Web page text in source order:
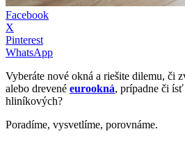
Facebook
X
Pinterest
WhatsApp
Vyberáte nové okná a riešite dilemu, či
alebo drevené eurookná, prípadne či
hliníkových?
Poradíme, vysvetlíme, porovnáme.